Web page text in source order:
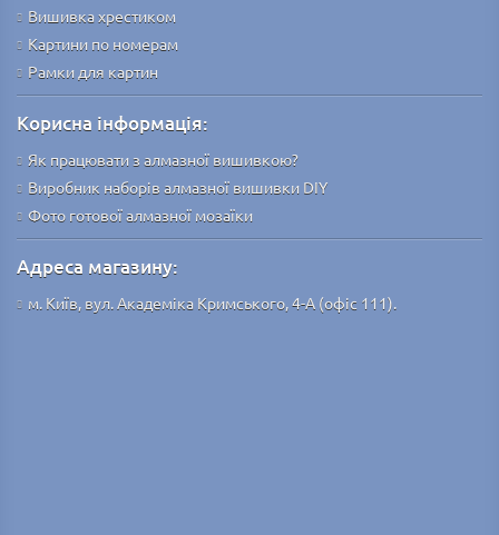
Вишивка хрестиком
Картини по номерам
Рамки для картин
Корисна інформація:
Як працювати з алмазної вишивкою?
Виробник наборів алмазної вишивки DIY
Фото готової алмазної мозаїки
Адреса магазину:
м. Київ, вул. Академіка Кримського, 4-А (офіс 111).